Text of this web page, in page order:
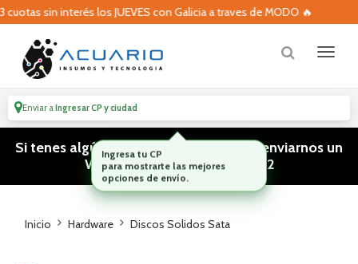
sin interés los JUEVES con Galicia a traves de MODO 🔥
Enviar aIngresar CP y ciudad
Si tenes algún tipo de consulta podes enviarnos un
WhatsApp! (011) 15 5386 3812
Inicio Hardware Discos Solidos Sata